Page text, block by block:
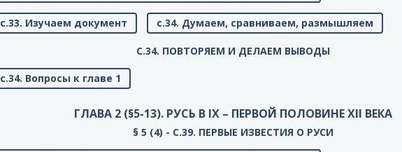
с.33. Изучаем документ с.34. Думаем, сравниваем, размышляем
C.34. ПОВТОРЯЕМ И ДЕЛАЕМ ВЫВОДЫ
с.34. Вопросы к главе 1
ГЛАВА 2 (§5-13). РУСЬ В IX – ПЕРВОЙ ПОЛОВИНЕ XII ВЕКА
§ 5 (4) - C.39. ПЕРВЫЕ ИЗВЕСТИЯ О РУСИ